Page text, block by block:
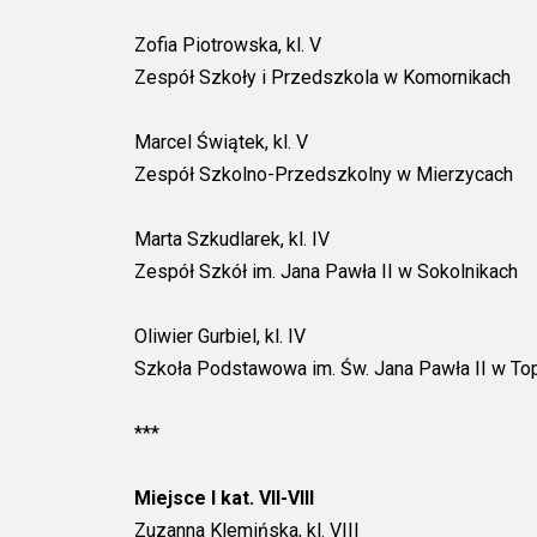
Zofia Piotrowska, kl. V
Zespół Szkoły i Przedszkola w Komornikach
Marcel Świątek, kl. V
Zespół Szkolno-Przedszkolny w Mierzycach
Marta Szkudlarek, kl. IV
Zespół Szkół im. Jana Pawła II w Sokolnikach
Oliwier Gurbiel, kl. IV
Szkoła Podstawowa im. Św. Jana Pawła II w
***
Miejsce I kat. VII-VIII
Zuzanna Klemińska, kl. VIII